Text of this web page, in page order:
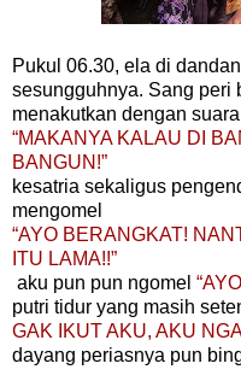
Pukul 06.30, ela di
sesungguhnya. Sang peri
menakutkan dengan
“MAKANYA KALAU DI
BANGUN!”
kesatria sekaligus
mengomel
“AYO BERANGKAT!
ITU LAMA!!”
aku pun pun ngomel
putri tidur yang masih
GAK IKUT AKU, AKU
dayang periasnya pun